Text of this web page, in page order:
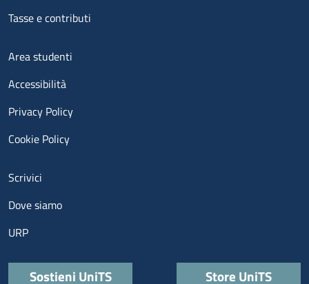
Tasse e contributi
Menu footer 3
Area studenti
Accessibilità
Privacy Policy
Cookie Policy
Menu contatti
Scrivici
Dove siamo
URP
Quick links
Sostieni UniTS Store UniTS